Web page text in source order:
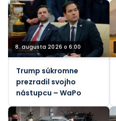
8. augusta 2026 o 6:00
Trump súkromne
prezradil svojho
nástupcu – WaPo